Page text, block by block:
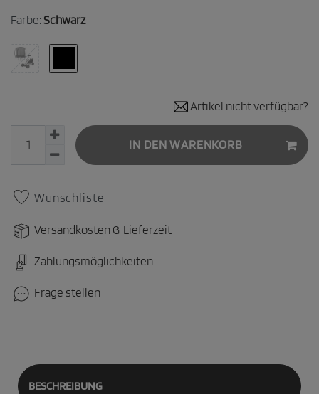
Farbe: Schwarz
Artikel nicht verfügbar?
IN DEN WARENKORB
Wunschliste
Versandkosten & Lieferzeit
Zahlungsmöglichkeiten
Frage stellen
BESCHREIBUNG